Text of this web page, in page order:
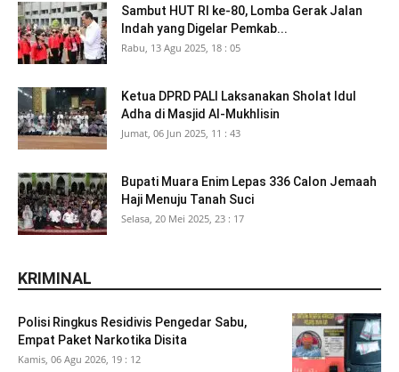
Sambut HUT RI ke-80, Lomba Gerak Jalan
Indah yang Digelar Pemkab...
Rabu, 13 Agu 2025, 18 : 05
Ketua DPRD PALI Laksanakan Sholat Idul
Adha di Masjid Al-Mukhlisin
Jumat, 06 Jun 2025, 11 : 43
Bupati Muara Enim Lepas 336 Calon Jemaah
Haji Menuju Tanah Suci
Selasa, 20 Mei 2025, 23 : 17
KRIMINAL
Polisi Ringkus Residivis Pengedar Sabu,
Empat Paket Narkotika Disita
Kamis, 06 Agu 2026, 19 : 12